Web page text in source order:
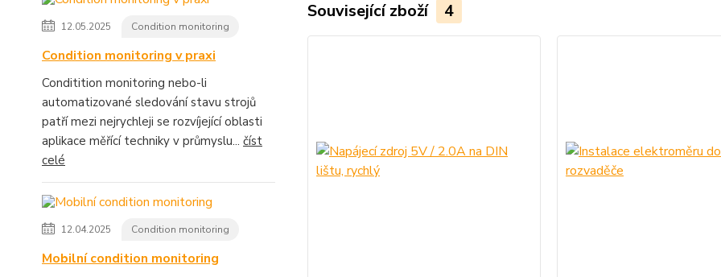
12.05.2025 Condition monitoring
Condition monitoring v praxi
Conditition monitoring nebo-li
automatizované sledování stavu strojů
patří mezi nejrychleji se rozvíjející oblasti
aplikace měřící techniky v průmyslu... číst
celé
12.04.2025 Condition monitoring
Mobilní condition monitoring
Související zboží 4